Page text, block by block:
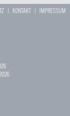
| KONTAKT| IMPRESSUM